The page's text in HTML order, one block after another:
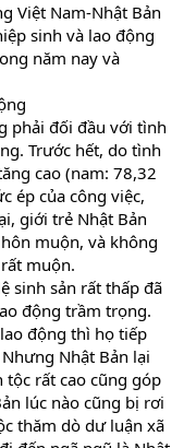
Việt Nam-Nhật Bản
sinh và lao động
năm nay và
phải đối đầu với tình
Trước hết, do tình
cao (nam: 78,32
ép của công việc,
giới trẻ Nhật Bản
muộn, và không
muộn.
sinh sản rất thấp đã
động trầm trọng.
động thì họ tiếp
Nhật Bản lại
rất cao cũng góp
lúc nào cũng bị rơi
thăm dò dư luận xã